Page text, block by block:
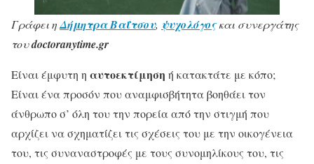
Γράφει ηΔήμητρα Βαΐτσου, ψυχολόγοςκαι συνεργάτης
τουdoctoranytime.gr
Είναι έμφυτη η αυτοεκτίμηση ή κατακτάτε με κόπο;
Είναι ένα προσόν που αναμφισβήτητα βοηθάει τον
άνθρωπο σ’ όλη του την πορεία από την στιγμή που
αρχίζει να σχηματίζει τις σχέσεις του με την οικογένεια
του, τις συναναστροφές με τους συνομηλίκους του, τις